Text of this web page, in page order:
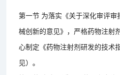
第一节 为落实《关于深化审评
械创新的意见》，严格药物注射
心制定《药物注射剂研发的技术
见）。